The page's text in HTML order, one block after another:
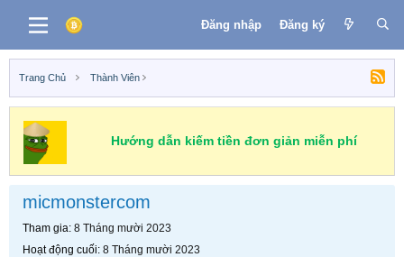
Đăng nhập Đăng ký
Trang Chủ Thành Viên
Hướng dẫn kiếm tiền đơn giản miễn phí
micmonstercom
Tham gia 8 Tháng mười 2023
Hoạt động cuối 8 Tháng mười 2023